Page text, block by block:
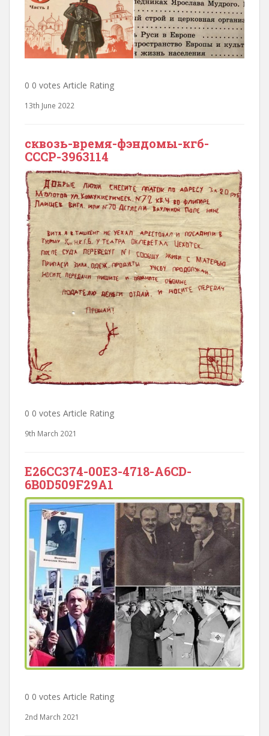
0 0 votes Article Rating
13th June 2022
сквозь-время-фэндомы-кгб-
СССР-3963114
0 0 votes Article Rating
9th March 2021
E26CC374-00E3-4718-A6CD-
6B0D509F29A1
0 0 votes Article Rating
2nd March 2021